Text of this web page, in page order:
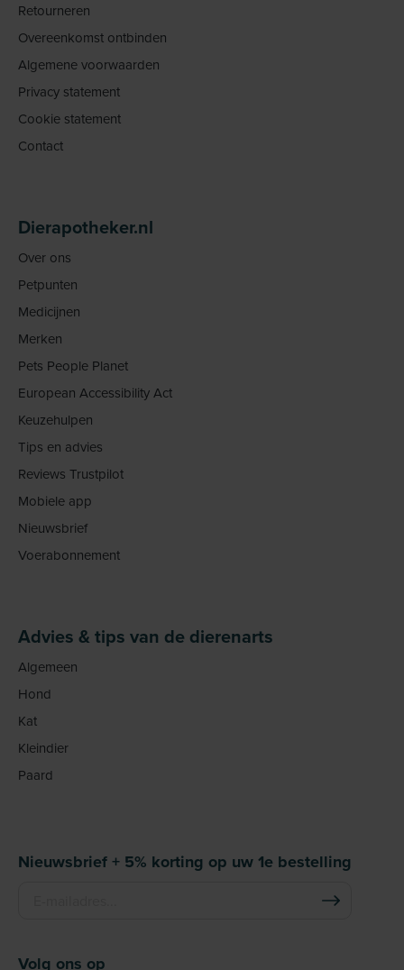
Retourneren
Overeenkomst ontbinden
Algemene voorwaarden
Privacy statement
Cookie statement
Contact
Dierapotheker.nl
Over ons
Petpunten
Medicijnen
Merken
Pets People Planet
European Accessibility Act
Keuzehulpen
Tips en advies
Reviews Trustpilot
Mobiele app
Nieuwsbrief
Voerabonnement
Advies & tips van de dierenarts
Algemeen
Hond
Kat
Kleindier
Paard
Nieuwsbrief + 5% korting op uw 1e bestelling
Volg ons op